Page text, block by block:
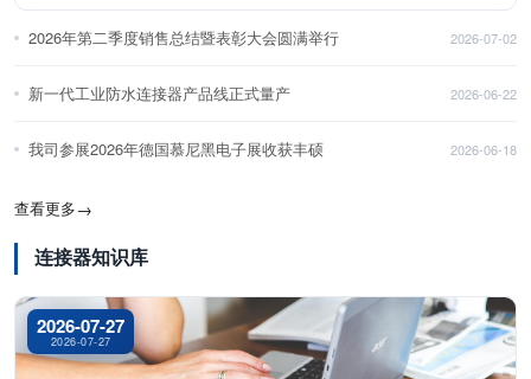
2026年第二季度销售总结暨表彰大会圆满举行 2026-07-02
新一代工业防水连接器产品线正式量产 2026-06-22
我司参展2026年德国慕尼黑电子展收获丰硕 2026-06-18
查看更多→
连接器知识库
2026-07-27
2026-07-27